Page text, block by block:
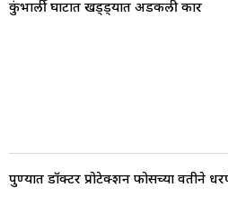
कुंभार्ली घाटात खड्ड्यात अडकली कार
पुण्यात डॉक्टर प्रोटेक्शन फोर्सच्या वतीने